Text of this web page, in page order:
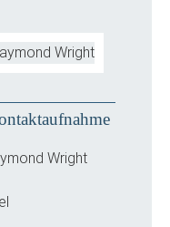
Wright